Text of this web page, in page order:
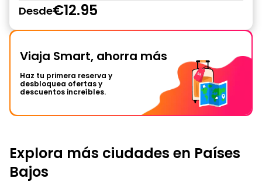
Desde€12.95
Viaja Smart, ahorra más
Haz tu primera reserva y
desbloquea ofertas y
descuentos increíbles.
Explora más ciudades en Países
Bajos